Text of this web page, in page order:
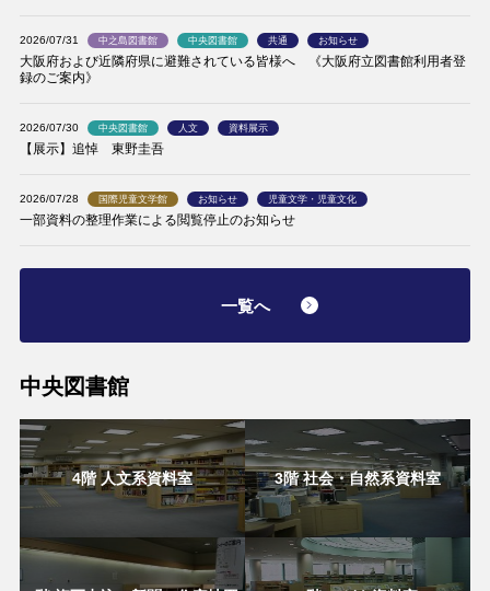
2026/07/31 中之島図書館 中央図書館 共通 お知らせ
大阪府および近隣府県に避難されている皆様へ 《大阪府立図書館利用者登
録のご案内》
2026/07/30 中央図書館 人文 資料展示
【展示】追悼 東野圭吾
2026/07/28 国際児童文学館 お知らせ 児童文学・児童文化
一部資料の整理作業による閲覧停止のお知らせ
一覧へ
中央図書館
4階 人文系資料室 3階 社会・自然系資料室